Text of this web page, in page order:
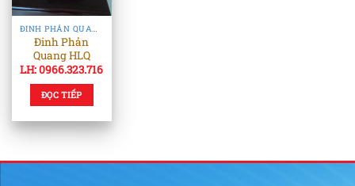
ĐINH PHẢN QUANG & TIÊU PHẢN QUANG
Đinh Phản
Quang HLQ
LH: 0966.323.716
ĐỌC TIẾP